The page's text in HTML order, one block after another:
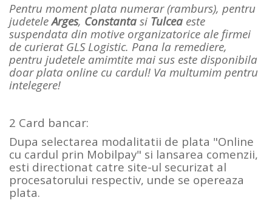
Pentru moment plata numerar (ramburs), pentru
judeteleArges, Constanta si Tulcea este
suspendata din motive organizatorice ale firmei
de curierat GLS Logistic. Pana la remediere,
pentru judetele amimtite mai sus este disponibila
doar plata online cu cardul! Va multumim pentru
intelegere!
2 Card bancar:
Dupa selectarea modalitatii de plata "Online
cu cardul prin Mobilpay" si lansarea comenzii,
esti directionat catre site-ul securizat al
procesatorului respectiv, unde se opereaza
plata.